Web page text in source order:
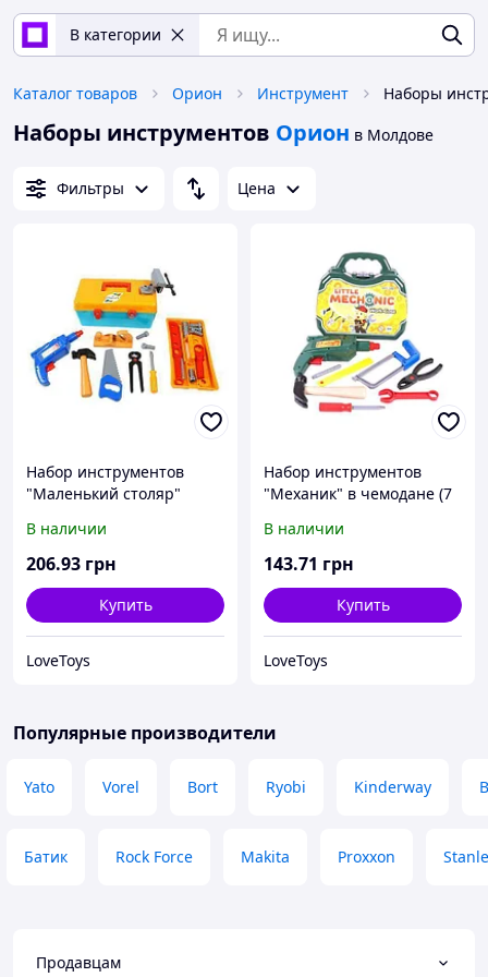
В категории
Каталог товаров Орион Инструмент Наборы
Наборы инструментов Орион в Молдове
Фильтры Цена
Набор инструментов
"Маленький столяр"
В наличии
206.93 грн
Купить
LoveToys
Набор инструментов
"Механик" в чемодане (7
В наличии
143.71 грн
Купить
LoveToys
Популярные производители
Yato Vorel Bort Ryobi Kinderway
Батик Rock Force Makita Proxxon
Продавцам